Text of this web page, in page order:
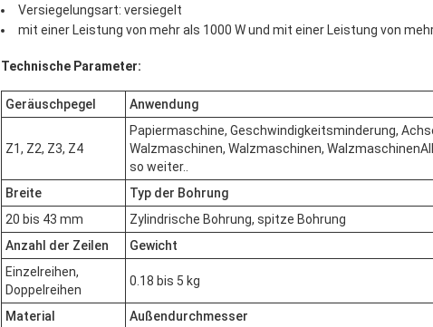
Versiegelungsart: versiegelt
mit einer Leistung von mehr als 1000 W und mit einer Leistung von
Technische Parameter:
Geräuschpegel Anwendung
Z1, Z2, Z3, Z4
Papiermaschine, Geschwindigkeitsminderung,
Walzmaschinen, Walzmaschinen,
so weiter..
Breite
Typ der Bohrung
20 bis 43 mm
Zylindrische Bohrung, spitze Bohrung
Anzahl der Zeilen
Gewicht
Einzelreihen,
Doppelreihen
0.18 bis 5 kg
Material
Außendurchmesser